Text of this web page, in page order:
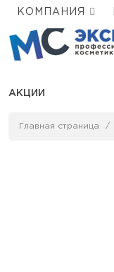
КОМПАНИЯ
АКЦИИ
Главная страница